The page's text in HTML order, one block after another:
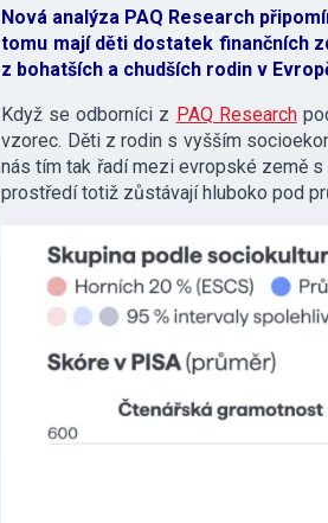
Nová analýza PAQ Research
tomu mají děti dostatek finančních
z bohatších a chudších rodin v
Když se odborníci z PAQ Research
vzorec. Děti z rodin s vyšším
nás tím tak řadí mezi evropské země
prostředí totiž zůstávají hluboko pod